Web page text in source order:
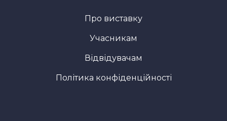
Про виставку
Учасникам
Відвідувачам
Політика конфіденційності